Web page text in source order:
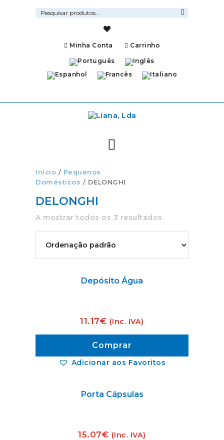
Pesquisar
por:
Minha Conta Carrinho
Início / Pequenos
Domésticos / DELONGHI
DELONGHI
A mostrar todos os 3 resultados
Adicionar aos Favoritos
Depósito Água
11.17€ (Inc. IVA)
Comprar
Porta Cápsulas
15.07€ (Inc. IVA)